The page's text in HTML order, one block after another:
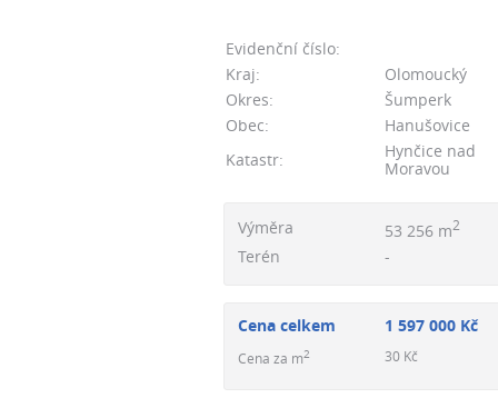
Evidenční číslo:
Kraj:
Olomoucký
Okres:
Šumperk
Obec:
Hanušovice
Katastr:
Hynčice nad
Moravou
Výměra 53 256 m2
Terén -
Cena celkem 1 597 000 Kč
Cena za m2 30 Kč